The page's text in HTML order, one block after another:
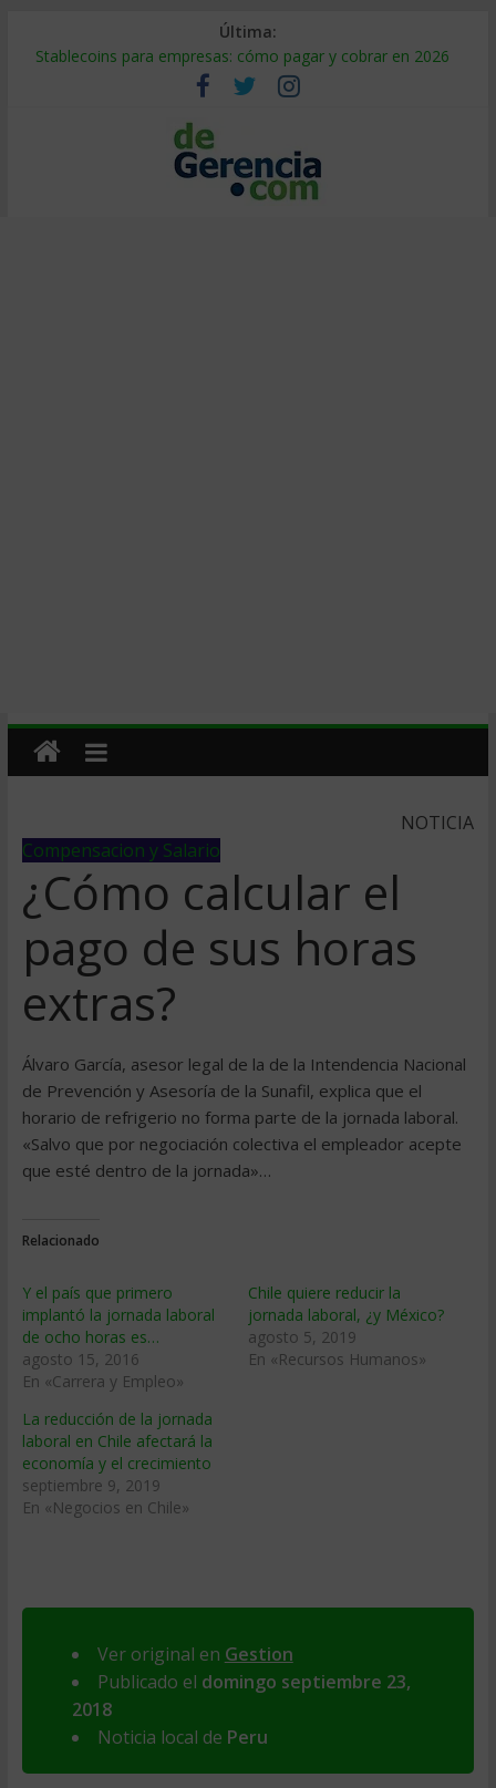
Última:
Stablecoins para empresas: cómo pagar y cobrar en 2026
Despido silencioso: qué es y por qué sale tan caro
IA en selección de personal: cómo auditarla a tiempo
Trabajo forzoso en la cadena de suministro: qué hacer
Mercado hispano de EE. UU.: cómo segmentarlo y venderle
NOTICIA
Compensacion y Salario
¿Cómo calcular el
pago de sus horas
extras?
Álvaro García, asesor legal de la de la Intendencia Nacional
de Prevención y Asesoría de la Sunafil, explica que el
horario de refrigerio no forma parte de la jornada laboral.
«Salvo que por negociación colectiva el empleador acepte
que esté dentro de la jornada»…
Relacionado
Y el país que primero
implantó la jornada laboral
de ocho horas es…
agosto 15, 2016
En «Carrera y Empleo»
Chile quiere reducir la
jornada laboral, ¿y México?
agosto 5, 2019
En «Recursos Humanos»
La reducción de la jornada
laboral en Chile afectará la
economía y el crecimiento
septiembre 9, 2019
En «Negocios en Chile»
Ver original en Gestion
Publicado el domingo septiembre 23,
2018
Noticia local de Peru